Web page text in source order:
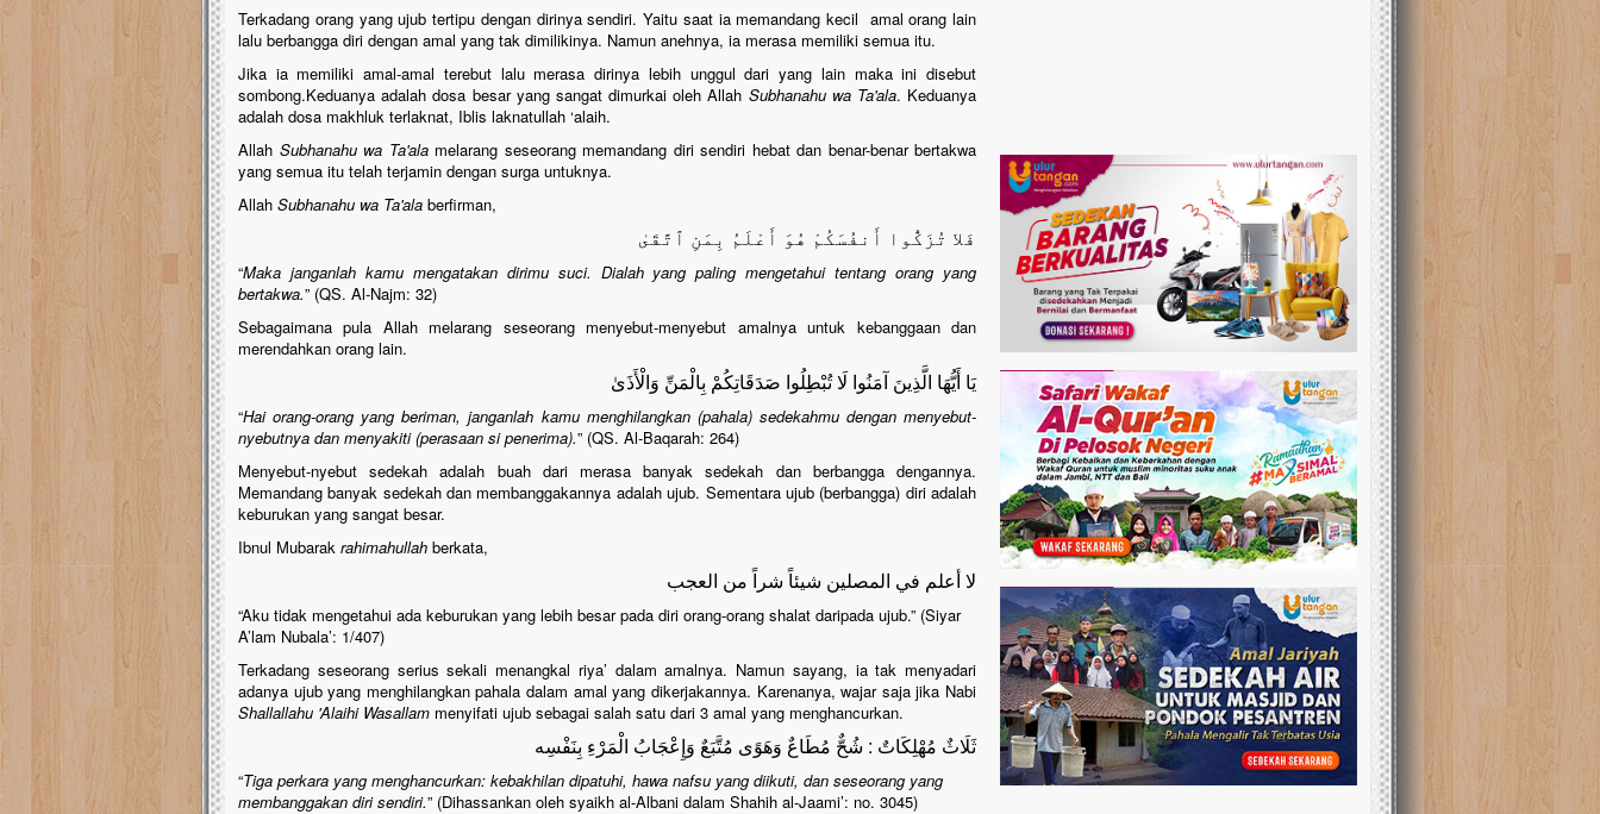
Terkadang orang yang ujub tertipu dengan dirinya sendiri. Yaitu saat ia memandang kecil amal orang lain
lalu berbangga diri dengan amal yang tak dimilikinya. Namun anehnya, ia merasa memiliki semua itu.
Jika ia memiliki amal-amal terebut lalu merasa dirinya lebih unggul dari yang lain maka ini disebut
sombong.Keduanya adalah dosa besar yang sangat dimurkai oleh Allah Subhanahu wa Ta'ala. Keduanya
adalah dosa makhluk terlaknat, Iblis laknatullah ‘alaih.
Allah Subhanahu wa Ta'alamelarang seseorang memandang diri sendiri hebat dan benar-benar bertakwa
yang semua itu telah terjamin dengan surga untuknya.
Allah Subhanahu wa Ta'ala berfirman,
فَلا تُزَكُّوا أَنفُسَكُمْ هُوَ أَعْلَمُ بِمَنِ ٱتَّقَىٰ
“Maka janganlah kamu mengatakan dirimu suci. Dialah yang paling mengetahui tentang orang yang
bertakwa.” (QS. Al-Najm: 32)
Sebagaimana pula Allah melarang seseorang menyebut-menyebut amalnya untuk kebanggaan dan
merendahkan orang lain.
يَا أَيُّهَا الَّذِينَ آمَنُوا لَا تُبْطِلُوا صَدَقَاتِكُمْ بِالْمَنِّ وَالْأَذَىٰ
“Hai orang-orang yang beriman, janganlah kamu menghilangkan (pahala) sedekahmu dengan menyebut-
nyebutnya dan menyakiti (perasaan si penerima).” (QS. Al-Baqarah: 264)
Menyebut-nyebut sedekah adalah buah dari merasa banyak sedekah dan berbangga dengannya.
Memandang banyak sedekah dan membanggakannya adalah ujub. Sementara ujub (berbangga) diri adalah
keburukan yang sangat besar.
Ibnul Mubarak rahimahullah berkata,
لا أعلم في المصلين شيئاً شراً من العجب
“Aku tidak mengetahui ada keburukan yang lebih besar pada diri orang-orang shalat daripada ujub.” (Siyar
A’lam Nubala’: 1/407)
Terkadang seseorang serius sekali menangkal riya’ dalam amalnya. Namun sayang, ia tak menyadari
adanya ujub yang menghilangkan pahala dalam amal yang dikerjakannya. Karenanya, wajar saja jika Nabi
Shallallahu 'Alaihi Wasallam menyifati ujub sebagai salah satu dari 3 amal yang menghancurkan.
ثَلَاثٌ مُهْلِكَاتٌ : شُحٌّ مُطَاعٌ وَهَوًى مُتَّبَعٌ وَإِعْجَابُ الْمَرْءِ بِنَفْسِه
“Tiga perkara yang menghancurkan: kebakhilan dipatuhi, hawa nafsu yang diikuti, dan seseorang yang
membanggakan diri sendiri.” (Dihassankan oleh syaikh al-Albani dalam Shahih al-Jaami’: no. 3045)